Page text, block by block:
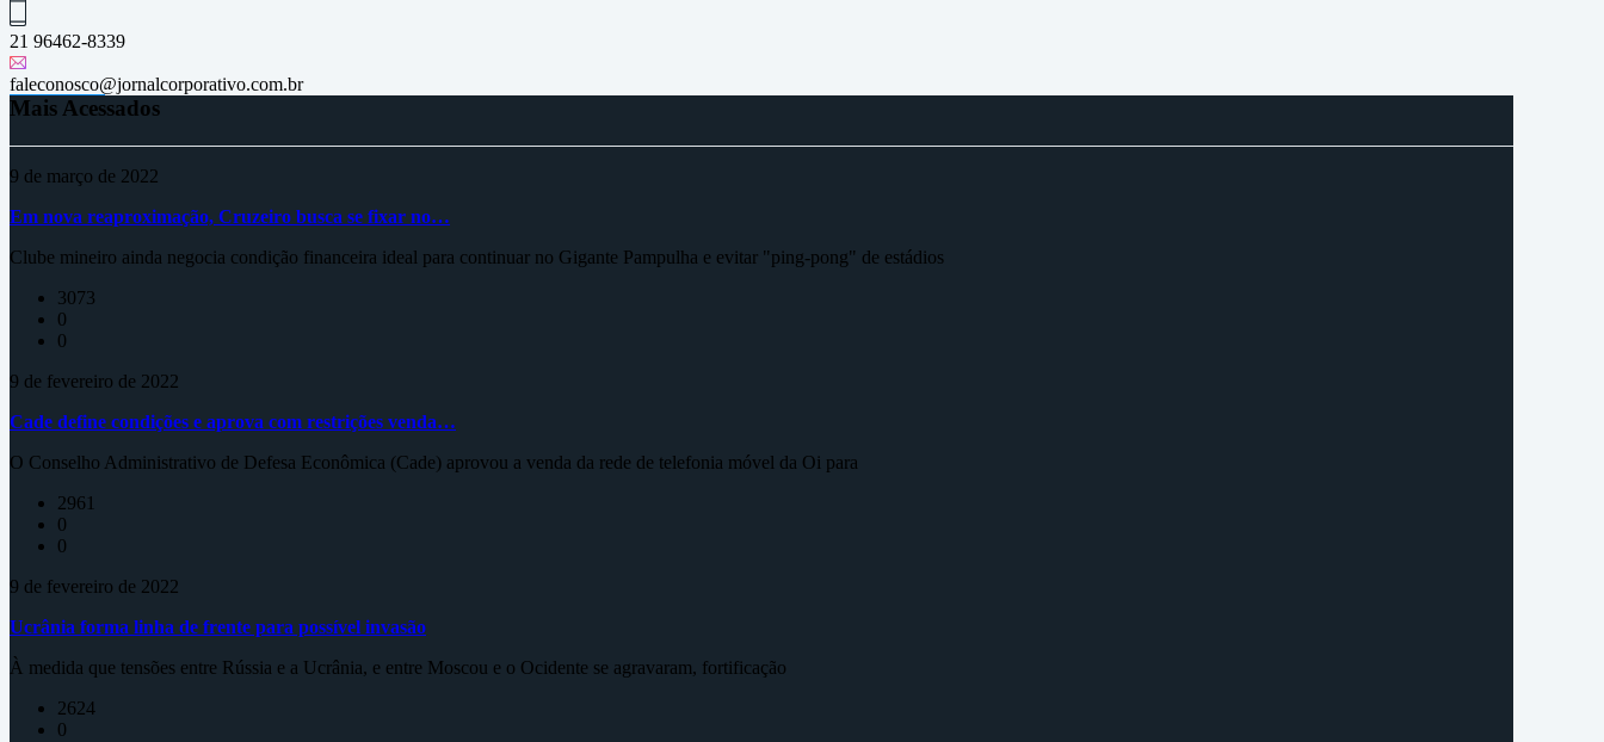
21 96462-8339
faleconosco@jornalcorporativo.com.br
Mais Acessados
9 de março de 2022
Em nova reaproximação, Cruzeiro busca se fixar no…
Clube mineiro ainda negocia condição financeira ideal para continuar no Gigante Pampulha e evitar "ping-pong" de estádios
3073
0
0
9 de fevereiro de 2022
Cade define condições e aprova com restrições venda…
O Conselho Administrativo de Defesa Econômica (Cade) aprovou a venda da rede de telefonia móvel da Oi para
2961
0
0
9 de fevereiro de 2022
Ucrânia forma linha de frente para possível invasão
À medida que tensões entre Rússia e a Ucrânia, e entre Moscou e o Ocidente se agravaram, fortificação
2624
0